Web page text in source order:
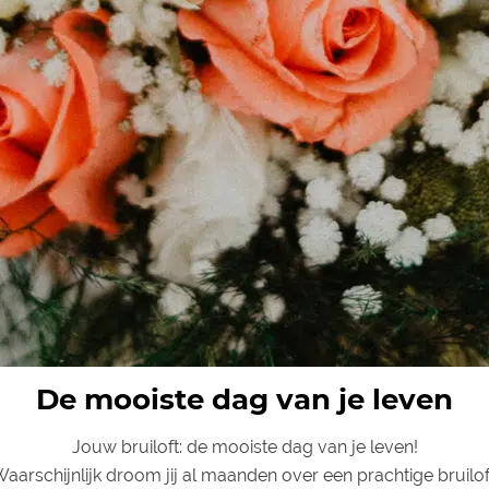
De mooiste dag van je leven
Jouw bruiloft: de mooiste dag van je leven!
droom jij al maanden over een prachtige